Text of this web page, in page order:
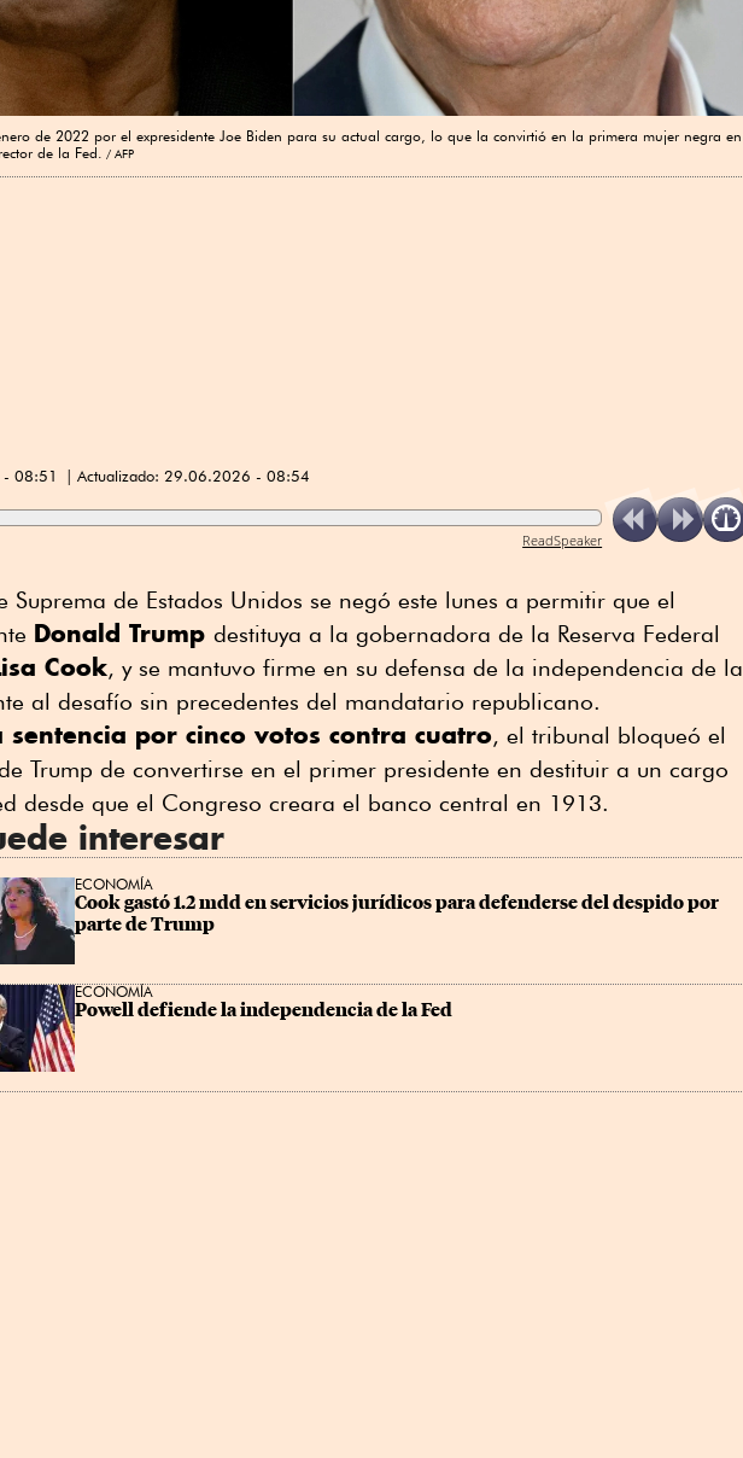
de 2022 por el expresidente Joe Biden para su actual cargo, lo que la convirtió en la primera mujer negra en
de la Fed.
AFP
08:51 Actualizado: 29.06.2026 - 08:54
ReadSpeaker
Suprema de Estados Unidos se negó este ⁠lunes a permitir que el
Donald Trump destituya a la gobernadora de la Reserva Federal
Cook, y se mantuvo firme ⁠en su defensa de la ⁠independencia de la
al desafío sin precedentes del mandatario republicano.
sentencia por cinco votos contra cuatro, el tribunal bloqueó el
Trump de convertirse en el primer presidente en destituir a un cargo
desde que el Congreso creara el banco central en 1913.
interesar
ECONOMÍA
Cook gastó 1.2 mdd en servicios jurídicos para defenderse del despido por
parte de Trump
ECONOMÍA
Powell defiende la independencia de la Fed